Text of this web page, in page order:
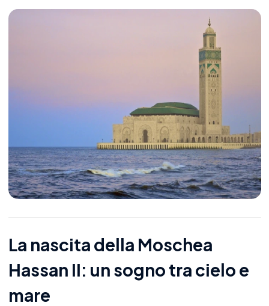
La nascita della Moschea
Hassan II: un sogno tra cielo e
mare